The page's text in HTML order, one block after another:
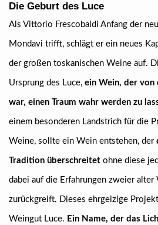
Die Geburt des Luce
Als Vittorio Frescobaldi Anfang der
Mondavi trifft, schlägt er ein neues
der großen toskanischen Weine auf.
Ursprung des Luce, ein Wein, der von
war, einen Traum wahr werden zu
einem besonderen Landstrich für die
Weine, sollte ein Wein entstehen, der
Tradition überschreitet ohne diese
dabei auf die Erfahrungen zweier
zurückgreift. Dieses ehrgeizige
Weingut Luce. Ein Name, der das